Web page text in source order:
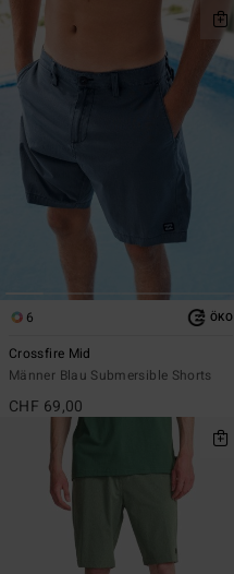
6 ÖKO
Crossfire Mid
Männer Blau Submersible Shorts
CHF 69,00